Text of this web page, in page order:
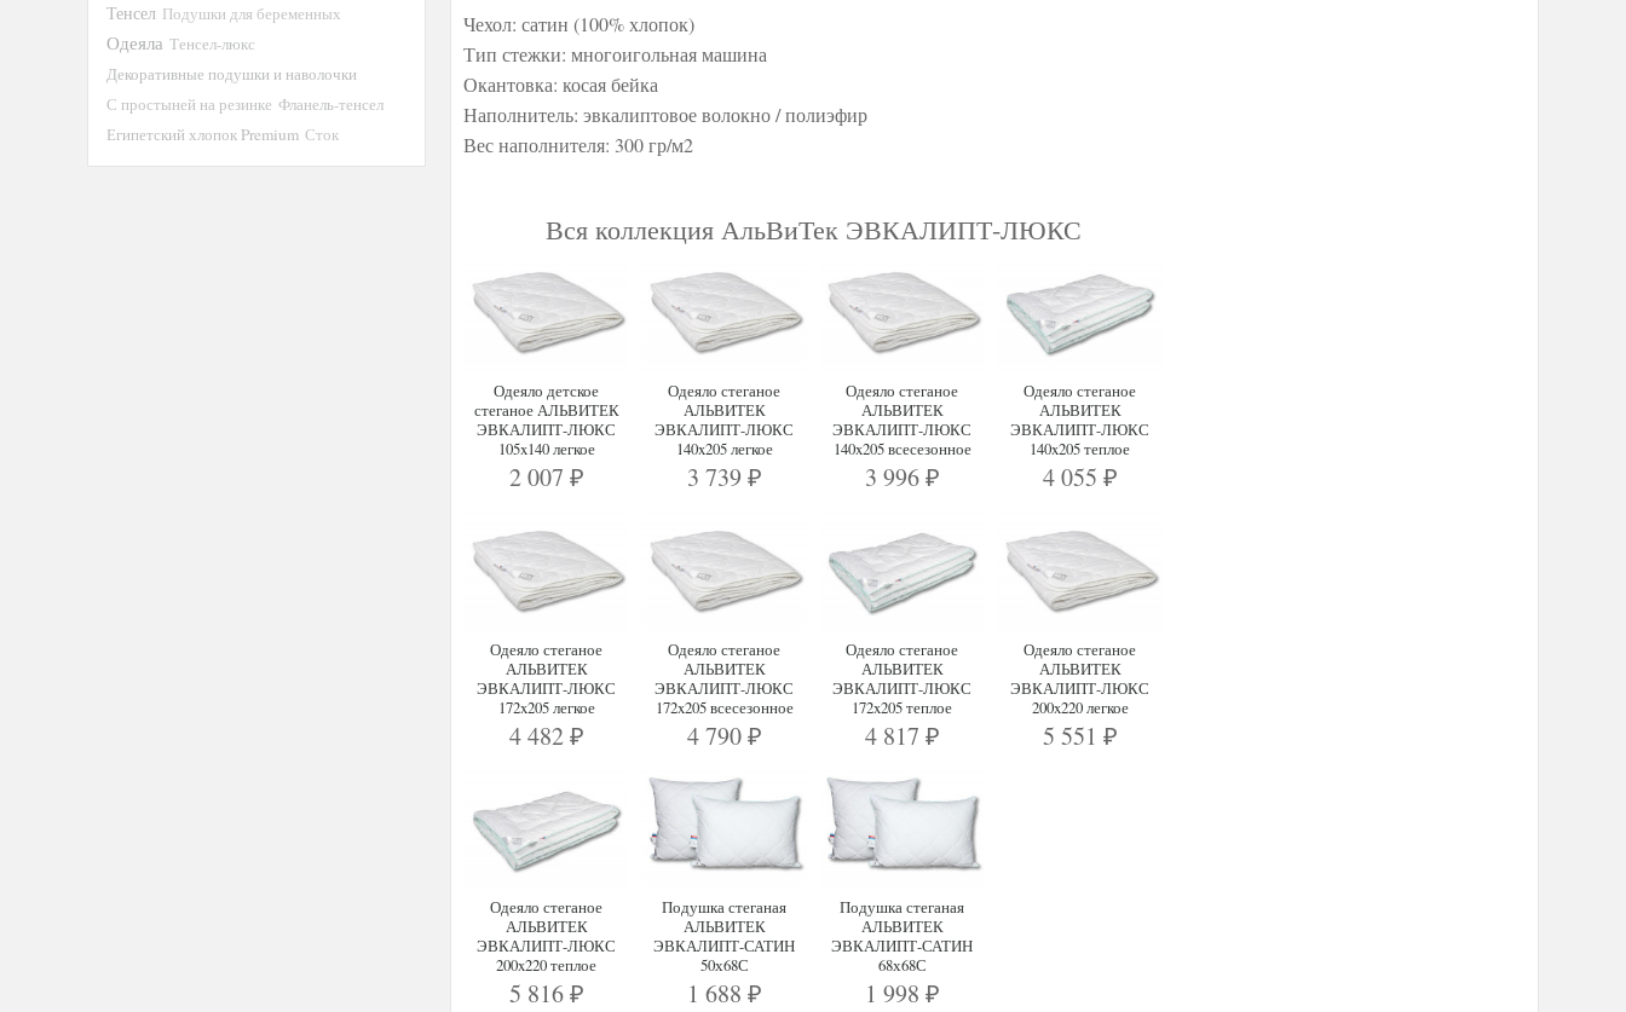
Чехол: сатин (100% хлопок)
Тип стежки: многоигольная машина
Окантовка: косая бейка
Наполнитель: эвкалиптовое волокно / полиэфир
Вес наполнителя: 300 гр/м2
Вся коллекция АльВиТек ЭВКАЛИПТ-ЛЮКС
Одеяло детское
стеганое АЛЬВИТЕК
ЭВКАЛИПТ-ЛЮКС
105x140 легкое
2 007 ₽
Одеяло стеганое
АЛЬВИТЕК
ЭВКАЛИПТ-ЛЮКС
140x205 легкое
3 739 ₽
Одеяло стеганое
АЛЬВИТЕК
ЭВКАЛИПТ-ЛЮКС
140x205 всесезонное
3 996 ₽
Одеяло стеганое
АЛЬВИТЕК
ЭВКАЛИПТ-ЛЮКС
140x205 теплое
4 055 ₽
Одеяло стеганое
АЛЬВИТЕК
ЭВКАЛИПТ-ЛЮКС
172x205 легкое
4 482 ₽
Одеяло стеганое
АЛЬВИТЕК
ЭВКАЛИПТ-ЛЮКС
172x205 всесезонное
4 790 ₽
Одеяло стеганое
АЛЬВИТЕК
ЭВКАЛИПТ-ЛЮКС
172x205 теплое
4 817 ₽
Одеяло стеганое
АЛЬВИТЕК
ЭВКАЛИПТ-ЛЮКС
200x220 легкое
5 551 ₽
Одеяло стеганое
АЛЬВИТЕК
ЭВКАЛИПТ-ЛЮКС
200x220 теплое
5 816 ₽
Подушка стеганая
АЛЬВИТЕК
ЭВКАЛИПТ-САТИН
50х68С
1 688 ₽
Подушка стеганая
АЛЬВИТЕК
ЭВКАЛИПТ-САТИН
68х68С
1 998 ₽
Тенсел Подушки для беременных
Одеяла Тенсел-люкс
Декоративные подушки и наволочки
С простыней на резинке Фланель-тенсел
Египетский хлопок Premium Сток